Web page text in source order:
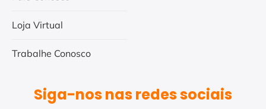
Loja Virtual
Trabalhe Conosco
Siga-nos nas redes sociais